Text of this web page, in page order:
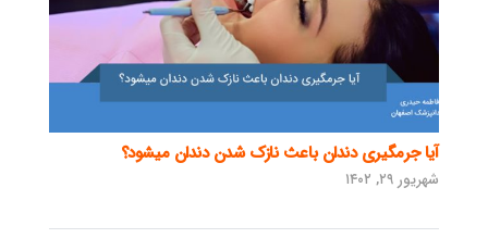
آیا جرمگیری دندان باعث نازک شدن دندان میشود؟
شهریور ۲۹, ۱۴۰۲